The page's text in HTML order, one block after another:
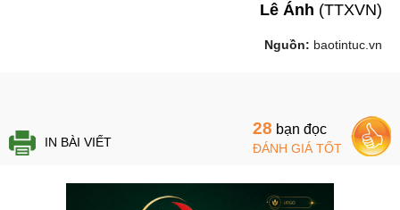
Lê Ánh (TTXVN)
Nguồn: baotintuc.vn
IN BÀI VIẾT
28 bạn đọc
ĐÁNH GIÁ TỐT